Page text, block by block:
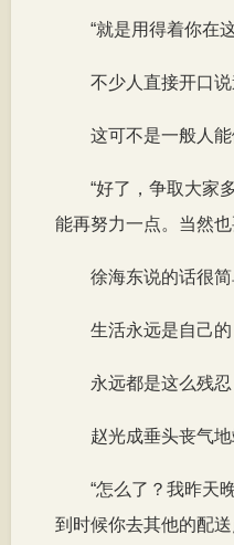
“就是用得着你在
不少人直接开口
这可不是一般人
“好了，争取大家
能再努力一点。当然
徐海东说的话很
生活永远是自己
永远都是这么残
赵光成垂头丧气
“怎么了？我昨天
到时候你去其他的配